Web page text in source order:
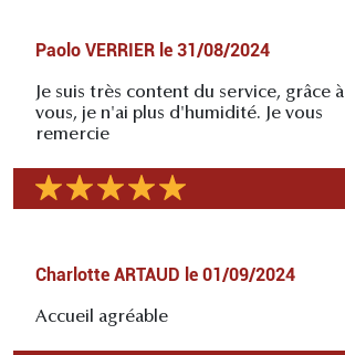
Paolo VERRIER le 31/08/2024
Je suis très content du service, grâce à
vous, je n'ai plus d'humidité. Je vous
remercie
Charlotte ARTAUD le 01/09/2024
Accueil agréable